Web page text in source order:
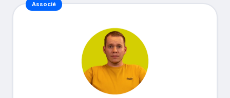
Associé